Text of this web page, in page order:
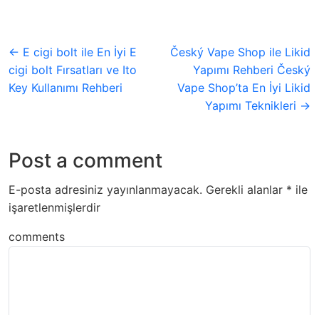
← E cigi bolt ile En İyi E
cigi bolt Fırsatları ve Ito
Key Kullanımı Rehberi
Český Vape Shop ile Likid
Yapımı Rehberi Český
Vape Shop’ta En İyi Likid
Yapımı Teknikleri →
Post a comment
E-posta adresiniz yayınlanmayacak. Gerekli alanlar * ile
işaretlenmişlerdir
comments